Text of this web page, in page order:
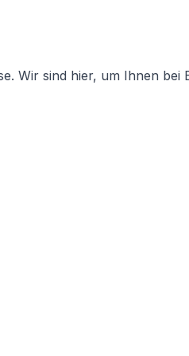
Wir sind hier, um Ihnen bei